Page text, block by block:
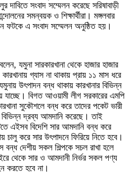
দাবিতে সংবাদ সম্মেলন করেছে সরিষাবাড়ী
সমন্বয়ক ও শিক্ষার্থীরা। মঙ্গলবার
ফটকে এ সংবাদ সম্মেলন অনুষ্ঠিত হয়।
যমুনা সারকারখানা থেকে হাজার হাজার
গ্যাস না থাকায় প্রায় ১১ মাস ধরে
উৎপাদন বন্ধ থাকায় কারখানার বিভিন্ন
যাচ্ছে। বিগত আওয়ামী লীগ সরকারের এমপি
সুকৌশলে বন্ধ করে তাদের পকেট ভারী
দ্রব্য আমদানি করেছে। তাই
এইসব বিদেশি সার আমদানি বন্ধ করে
করে সার উৎপাদনে ফিরিয়ে নিতে হবে।
বন্ধ দেশীয় সকল শিল্পকে সচল রাখা হলে
থেকে সার ও আমদানী নির্ভর সকল পণ্য
করতে হবে না।